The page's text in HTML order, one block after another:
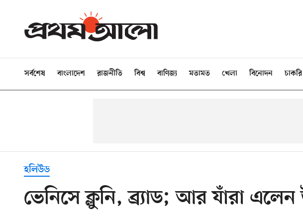
সর্বশেষ বাংলাদেশ রাজনীতি বিশ্ব বাণিজ্য মতামত খেলা বিনোদন চাকরি
হলিউড
ভেনিসে ক্লুনি, ব্র্যাড; আর যাঁরা